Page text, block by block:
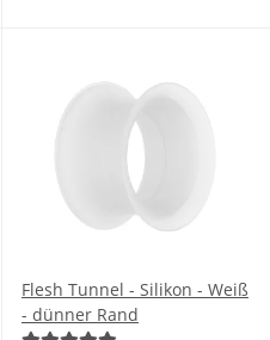
Flesh Tunnel - Silikon - Weiß
- dünner Rand